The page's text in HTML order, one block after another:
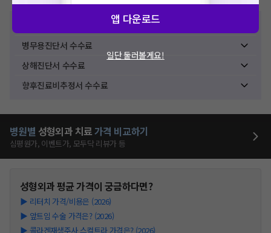
병무용진단서 수수료
상해진단서 수수료
향후진료비추정서 수수료
병원별 성형외과 치료가격 비교하기
심평원가, 이벤트가, 모두닥 리뷰가 등
성형외과평균 가격이 궁금하다면?
▶ 리터치 가격/비용은 (2026)
▶ 앞트임 수술 가격은? (2026)
▶ 콜라겐재생주사 스컬트라 가격은? (2026)
앱 다운로드
일단 둘러볼게요!